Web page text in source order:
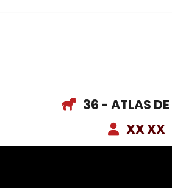
36 - ATLAS
XX XX